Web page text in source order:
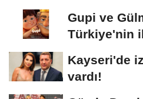
Gupi ve
Türkiye'nin
Kayseri'de
vardı!